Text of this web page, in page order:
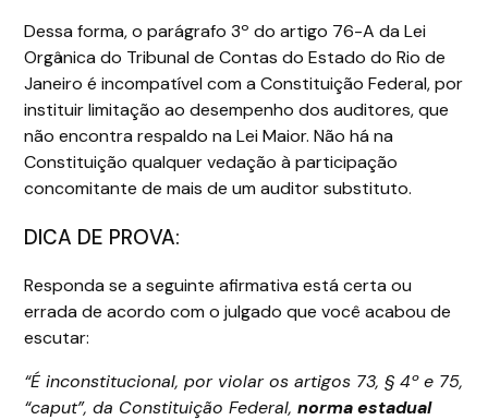
Dessa forma, o parágrafo 3º do artigo 76-A da Lei
Orgânica do Tribunal de Contas do Estado do Rio de
Janeiro é incompatível com a Constituição Federal, por
instituir limitação ao desempenho dos auditores, que
não encontra respaldo na Lei Maior. Não há na
Constituição qualquer vedação à participação
concomitante de mais de um auditor substituto.
DICA DE PROVA:
Responda se a seguinte afirmativa está certa ou
errada de acordo com o julgado que você acabou de
escutar:
“É inconstitucional, por violar os artigos 73, § 4º e 75,
“caput”, da Constituição Federal,norma estadual